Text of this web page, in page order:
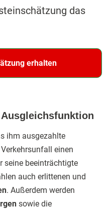
das
erhalten
ihm ausgezahlte
einen
seine beeinträchtigte
auch erlittenen und
. Außerdem werden
sowie die